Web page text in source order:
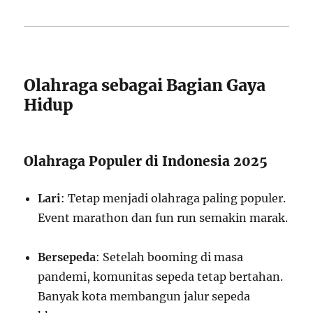
Olahraga sebagai Bagian Gaya
Hidup
Olahraga Populer di Indonesia 2025
Lari: Tetap menjadi olahraga paling populer.
Event marathon dan fun run semakin marak.
Bersepeda: Setelah booming di masa
pandemi, komunitas sepeda tetap bertahan.
Banyak kota membangun jalur sepeda